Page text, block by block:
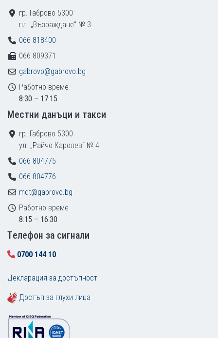
гр. Габрово 5300
пл. „Възраждане“ № 3
066 818400
066 809371
gabrovo@gabrovo.bg
Работно време
8:30 – 17:15
Местни данъци и такси
гр. Габрово 5300
ул. „Райчо Каролев“ № 4
066 804775
066 804776
mdt@gabrovo.bg
Работно време
8:15 – 16:30
Tелефон за сигнали
0700 144 10
Декларация за достъпност
Достъп за глухи лица